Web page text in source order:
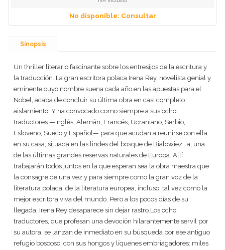
No disponible: Consultar
Sinopsis
Un thriller literario fascinante sobre los entresijos de la escritura y
la traducción. La gran escritora polaca Irena Rey, novelista genial y
eminente cuyo nombre suena cada año en las apuestas para el
Nobel, acaba de concluir su última obra en casi completo
aislamiento. Y ha convocado como siempre a sus ocho
traductores —Inglés, Alemán, Francés, Ucraniano, Serbio,
Esloveno, Sueco y Español— para que acudan a reunirse con ella
en su casa, situada en las lindes del bosque de Bialowiez . a, una
de las últimas grandes reservas naturales de Europa. Allí
trabajarán todos juntos en la que esperan sea la obra maestra que
la consagre de una vez y para siempre como la gran voz de la
literatura polaca, de la literatura europea, incluso: tal vez como la
mejor escritora viva del mundo. Pero a los pocos días de su
llegada, Irena Rey desaparece sin dejar rastro.Los ocho
traductores, que profesan una devoción hilarantemente servil por
su autora, se lanzan de inmediato en su búsqueda por ese antiguo
refugio boscoso, con sus hongos y líquenes embriagadores: miles